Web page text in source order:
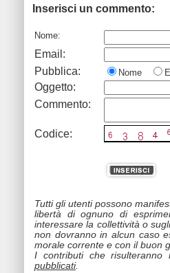
Inserisci un commento:
Nome:
Email:
Pubblica:
Nome
Oggetto:
Commento:
Codice:
Tutti gli utenti possono
libertà di ognuno di
interessare la collettività o
non dovranno in alcun caso
morale corrente e con il buon
I contributi che
pubblicati.